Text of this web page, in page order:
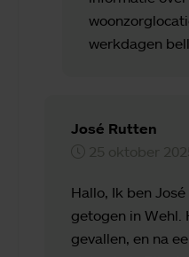
werkdagen
José Rutten
25 oktober
Hallo, Ik ben
getogen in Wehl.
gevallen, en na